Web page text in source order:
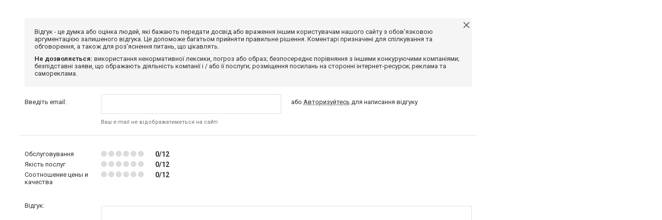
Відгук - це думка або оцінка людей, які бажають передати досвід або враження іншим користувачам нашого сайту з обов'язковою
аргументацією залишеного відгука. Це допоможе багатьом прийняти правильне рішення. Коментарі призначені для спілкування та
обговорення, а також для роз'яснення питань, що цікавлять.
Не дозволяється: використання ненормативної лексики, погроз або образ; безпосереднє порівняння з іншими конкуруючими компаніями;
безпідставні заяви, що ображають діяльність компанії і / або її послуги; розміщення посилань на сторонні інтернет-ресурси; реклама та
самореклама.
Введіть email:
Ваш e-mail не відображатиметься на сайті
абоАвторизуйтесь для написання відгуку
Обслуговування 0/12
Якість послуг 0/12
Соотношение цены и
качества
0/12
Відгук: